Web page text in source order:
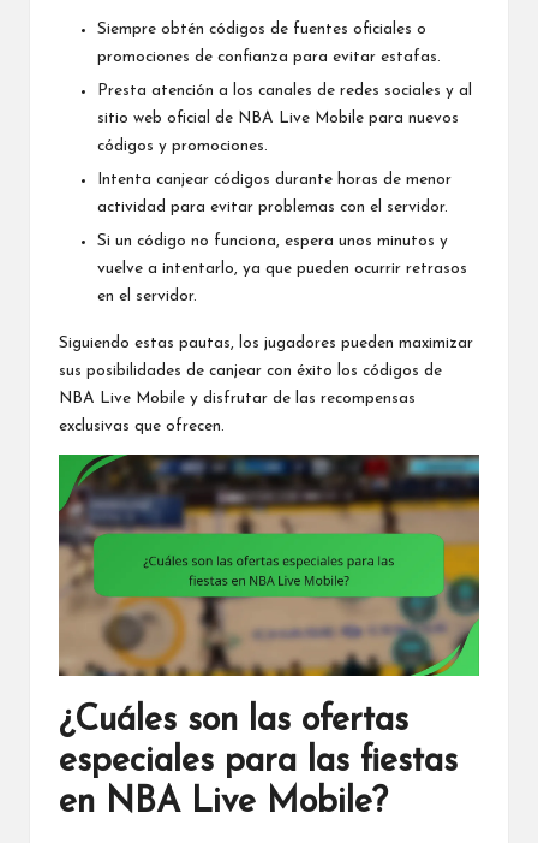
Siempre obtén códigos de fuentes oficiales o
promociones de confianza para evitar estafas.
Presta atención a los canales de redes sociales y al
sitio web oficial de NBA Live Mobile para nuevos
códigos y promociones.
Intenta canjear códigos durante horas de menor
actividad para evitar problemas con el servidor.
Si un código no funciona, espera unos minutos y
vuelve a intentarlo, ya que pueden ocurrir retrasos
en el servidor.
Siguiendo estas pautas, los jugadores pueden maximizar
sus posibilidades de canjear con éxito los códigos de
NBA Live Mobile y disfrutar de las recompensas
exclusivas que ofrecen.
¿Cuáles son las ofertas
especiales para las fiestas
en NBA Live Mobile?